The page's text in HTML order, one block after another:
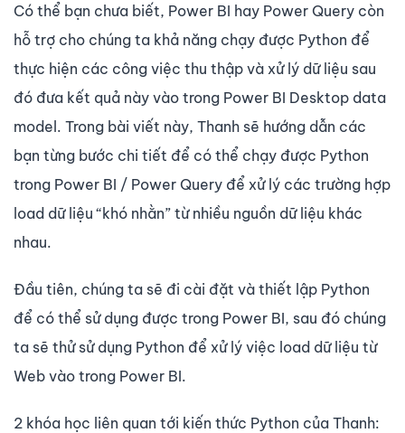
Có thể bạn chưa biết, Power BI hay Power Query còn
hỗ trợ cho chúng ta khả năng chạy được Python để
thực hiện các công việc thu thập và xử lý dữ liệu sau
đó đưa kết quả này vào trong Power BI Desktop data
model. Trong bài viết này, Thanh sẽ hướng dẫn các
bạn từng bước chi tiết để có thể chạy được Python
trong Power BI / Power Query để xử lý các trường hợp
load dữ liệu “khó nhằn” từ nhiều nguồn dữ liệu khác
nhau.
Đầu tiên, chúng ta sẽ đi cài đặt và thiết lập Python
để có thể sử dụng được trong Power BI, sau đó chúng
ta sẽ thử sử dụng Python để xử lý việc load dữ liệu từ
Web vào trong Power BI.
2 khóa học liên quan tới kiến thức Python của Thanh: